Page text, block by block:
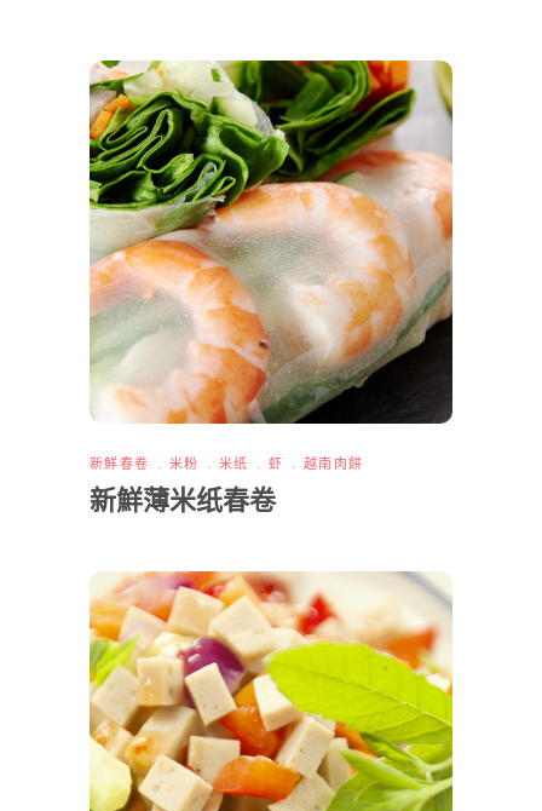
新鮮春卷 米粉 米纸 虾 越南肉餅
新鮮薄米纸春卷